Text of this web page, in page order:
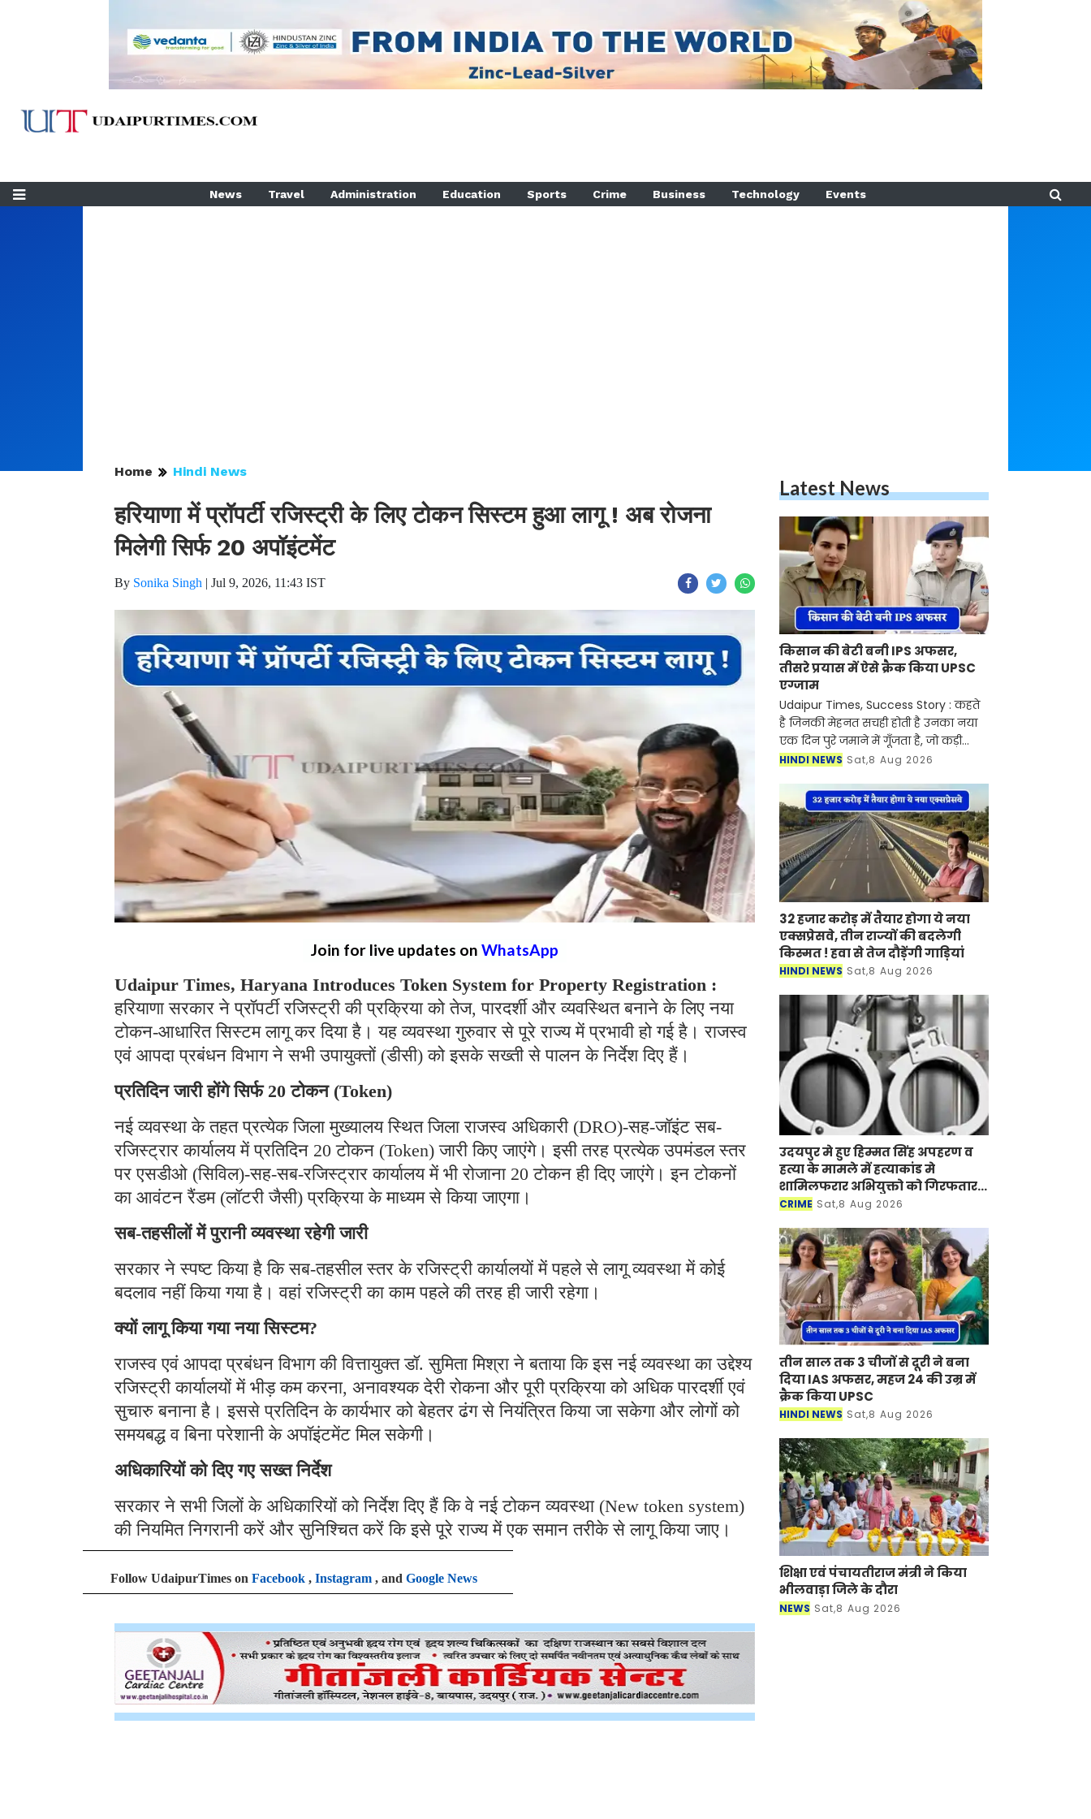
News Travel Administration Education Sports Crime Business Technology Events
Home Hindi News
हरियाणा में प्रॉपर्टी रजिस्ट्री के लिए टोकन सिस्टम हुआ लागू ! अब रोजना
मिलेगी सिर्फ 20 अपॉइंटमेंट
By Sonika Singh | Jul 9, 2026, 11:43 IST
Join for live updates on WhatsApp
Udaipur Times, Haryana Introduces Token System for Property Registration :
हरियाणा सरकार ने प्रॉपर्टी रजिस्ट्री की प्रक्रिया को तेज, पारदर्शी और व्यवस्थित बनाने के लिए नया
टोकन-आधारित सिस्टम लागू कर दिया है। यह व्यवस्था गुरुवार से पूरे राज्य में प्रभावी हो गई है। राजस्व
एवं आपदा प्रबंधन विभाग ने सभी उपायुक्तों (डीसी) को इसके सख्ती से पालन के निर्देश दिए हैं।
प्रतिदिन जारी होंगे सिर्फ 20 टोकन (Token)
नई व्यवस्था के तहत प्रत्येक जिला मुख्यालय स्थित जिला राजस्व अधिकारी (DRO)-सह-जॉइंट सब-
रजिस्ट्रार कार्यालय में प्रतिदिन 20 टोकन (Token) जारी किए जाएंगे। इसी तरह प्रत्येक उपमंडल स्तर
पर एसडीओ (सिविल)-सह-सब-रजिस्ट्रार कार्यालय में भी रोजाना 20 टोकन ही दिए जाएंगे। इन टोकनों
का आवंटन रैंडम (लॉटरी जैसी) प्रक्रिया के माध्यम से किया जाएगा।
सब-तहसीलों में पुरानी व्यवस्था रहेगी जारी
सरकार ने स्पष्ट किया है कि सब-तहसील स्तर के रजिस्ट्री कार्यालयों में पहले से लागू व्यवस्था में कोई
बदलाव नहीं किया गया है। वहां रजिस्ट्री का काम पहले की तरह ही जारी रहेगा।
क्यों लागू किया गया नया सिस्टम?
राजस्व एवं आपदा प्रबंधन विभाग की वित्तायुक्त डॉ. सुमिता मिश्रा ने बताया कि इस नई व्यवस्था का उद्देश्य
रजिस्ट्री कार्यालयों में भीड़ कम करना, अनावश्यक देरी रोकना और पूरी प्रक्रिया को अधिक पारदर्शी एवं
सुचारु बनाना है। इससे प्रतिदिन के कार्यभार को बेहतर ढंग से नियंत्रित किया जा सकेगा और लोगों को
समयबद्ध व बिना परेशानी के अपॉइंटमेंट मिल सकेगी।
अधिकारियों को दिए गए सख्त निर्देश
सरकार ने सभी जिलों के अधिकारियों को निर्देश दिए हैं कि वे नई टोकन व्यवस्था (New token system)
की नियमित निगरानी करें और सुनिश्चित करें कि इसे पूरे राज्य में एक समान तरीके से लागू किया जाए।
Follow UdaipurTimes on Facebook , Instagram , and Google News
Latest News
किसान की बेटी बनी IPS अफसर,
तीसरे प्रयास में ऐसे क्रैक किया UPSC
एग्जाम
Udaipur Times, Success Story : कहते
है जिनकी मेहनत सचही होती है उनका नया
एक दिन पुरे जमाने में गूँजता है, जो कड़ी
मेहनत करना जानते है वो एक न एक दिन
ही एक मेहनती मह
HINDI NEWS Sat,8 Aug 2026
32 हजार करोड़ में तैयार होगा ये नया
एक्सप्रेसवे, तीन राज्यों की बदलेगी
किस्मत ! हवा से तेज दौड़ेंगी गाड़‍ियां
HINDI NEWS Sat,8 Aug 2026
उदयपुर मे हुए हिम्मत सिंह अपहरण व
हत्या के मामले में हत्याकांड मे
शामिलफरार अभियुक्तो को गिरफतार
किया है
CRIME Sat,8 Aug 2026
तीन साल तक 3 चीजों से दूरी ने बना
दिया IAS अफसर, महज 24 की उम्र में
क्रैक किया UPSC
HINDI NEWS Sat,8 Aug 2026
शिक्षा एवं पंचायतीराज मंत्री ने किया
भीलवाड़ा जिले के दौरा
NEWS Sat,8 Aug 2026